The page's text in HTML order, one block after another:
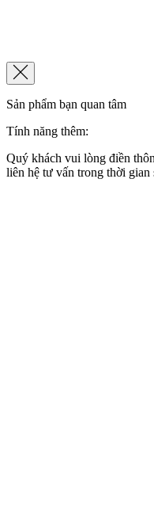
Sản phẩm bạn quan tâm
Tính năng thêm:
Quý khách vui lòng điền
liên hệ tư vấn trong thời gian